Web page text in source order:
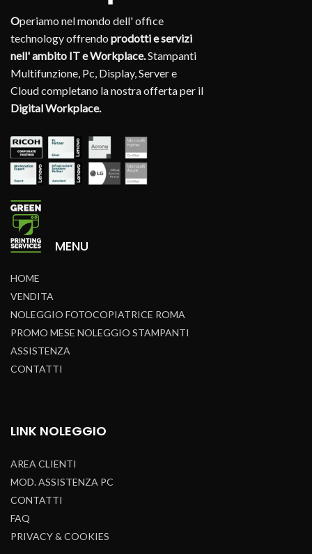
Operiamo nel mondo dell' office
technology offrendo prodotti e servizi
nell' ambito IT e Workplace.Stampanti
Multifunzione, Pc, Display, Server e
Cloud completano la nostra offerta per il
Digital Workplace.
MENU
HOME
VENDITA
NOLEGGIO FOTOCOPIATRICE ROMA
PROMO MESE NOLEGGIO STAMPANTI
ASSISTENZA
CONTATTI
LINK NOLEGGIO
AREA CLIENTI
MOD. ASSISTENZA PC
CONTATTI
FAQ
PRIVACY & COOKIES